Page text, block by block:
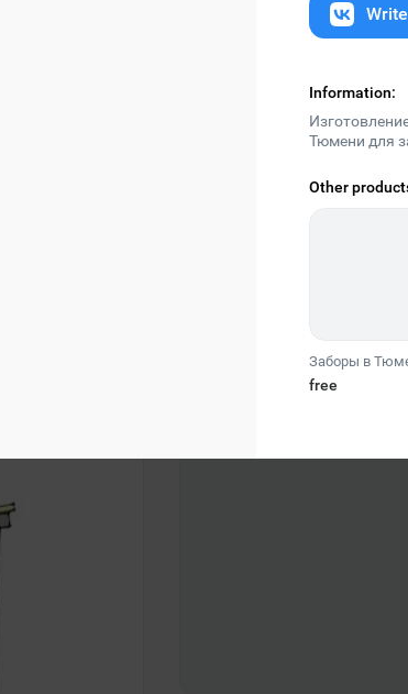
Information:
Тюмени для
Other
Заборы в
free